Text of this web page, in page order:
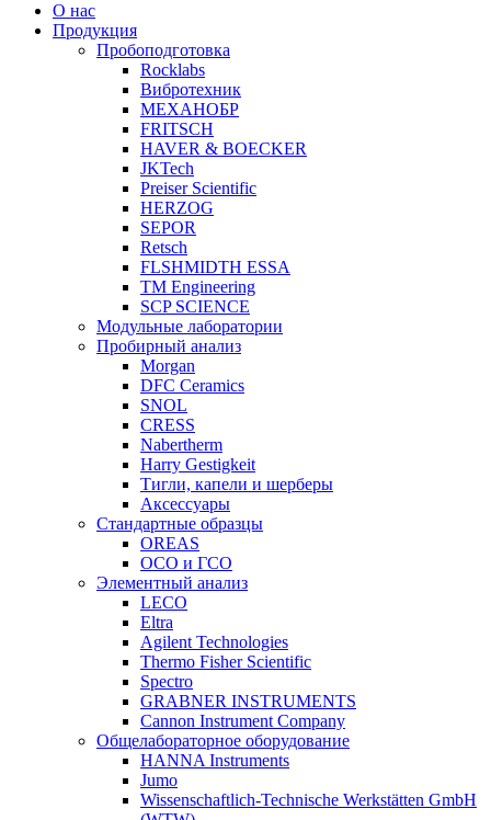
О нас
Продукция
Пробоподготовка
Rocklabs
Вибротехник
МЕХАНОБР
FRITSCH
HAVER & BOECKER
JKTech
Preiser Scientific
HERZOG
SEPOR
Retsch
FLSHMIDTH ESSA
TM Engineering
SCP SCIENCE
Модульные лаборатории
Пробирный анализ
Morgan
DFC Ceramics
SNOL
CRESS
Nabertherm
Harry Gestigkeit
Тигли, капели и шерберы
Аксессуары
Стандартные образцы
OREAS
ОСО и ГСО
Элементный анализ
LECO
Eltra
Agilent Technologies
Thermo Fisher Scientific
Spectro
GRABNER INSTRUMENTS
Cannon Instrument Company
Общелабораторное оборудование
HANNA Instruments
Jumo
Wissenschaftlich-Technische Werkstätten GmbH